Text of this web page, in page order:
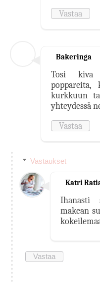
Vastaa
Bakeringa
Tosi kiva
kurkkuun
yhteydessä
Vastaa
Vastaukset
Katri
Ihanasti
makean
Vastaa